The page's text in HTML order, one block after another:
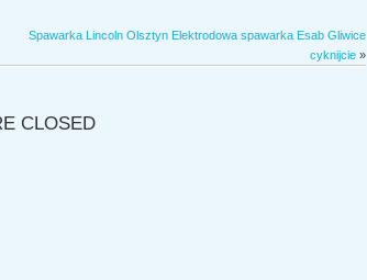
Spawarka Lincoln Olsztyn Elektrodowa spawarka Esab Gliwice
cyknijcie »
CLOSED